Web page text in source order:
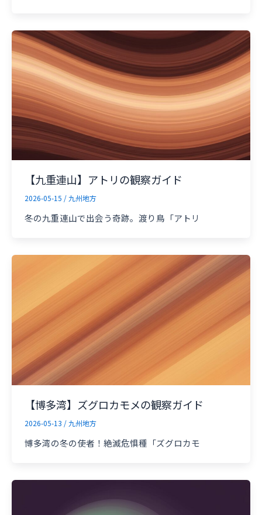
【九重連山】アトリの観察ガイド
2026-05-15 /九州地方
冬の九重連山で出会う奇跡。渡り鳥「アトリ
【博多湾】ズグロカモメの観察ガイド
2026-05-13 /九州地方
博多湾の冬の使者！絶滅危惧種「ズグロカモ